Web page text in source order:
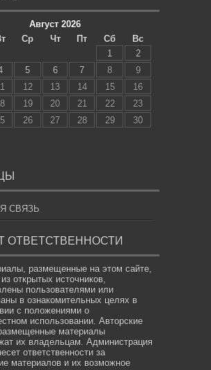
Август 2026
Ср Чт Пт Сб
Вс
1
2
5 6 7 8
9
12 13 14 15
16
19 20 21 22
23
26 27 28 29
30
СВЯЗЬ
ОТВЕТСТВЕННОСТИ
размещенные на этом сайте,
открытых источников,
пользователями или
в ознакомительных целях в
с положениями о
использовании. Авторские
материалы
их владельцам. Администрация
ответственности за
материалов и их возможное